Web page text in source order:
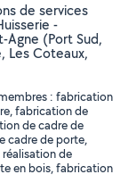
de services
-
Agne (Port Sud,
Les Coteaux,
: fabrication
fabrication de
de cadre de
cadre de porte,
de
en bois, fabrication